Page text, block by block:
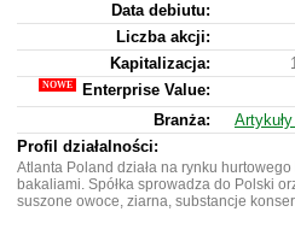
Data debiutu:
Liczba akcji:
Kapitalizacja:
Enterprise Value:
Branża:
Profil działalności:
Atlanta Poland działa na rynku
bakaliami. Spółka sprowadza do Polski
suszone owoce, ziarna, substancje